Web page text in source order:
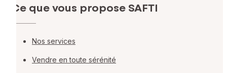
Ce que vous propose SAFTI
Nos services
Vendre en toute sérénité